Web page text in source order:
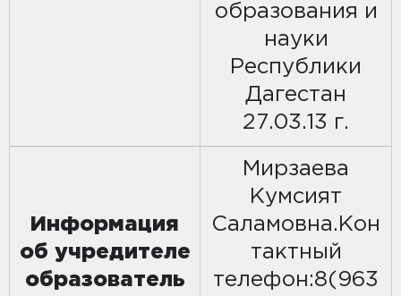
образования и
науки
Республики
Дагестан
27.03.13 г.
Информация
об учредителе
образователь
Мирзаева
Кумсият
Саламовна.Кон
тактный
телефон:8(963